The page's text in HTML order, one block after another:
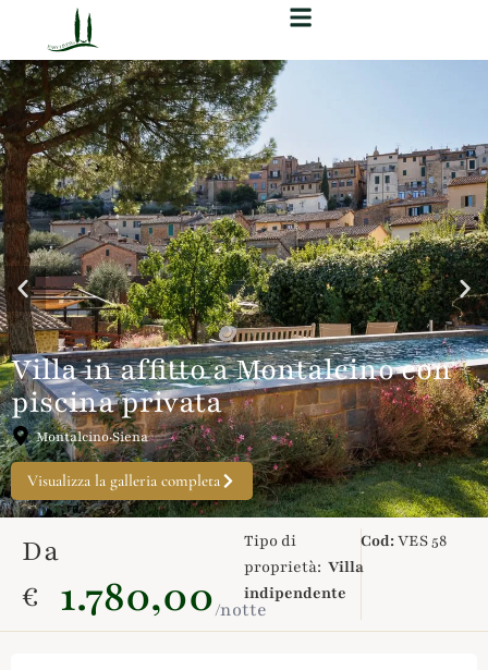
Villa in affitto a Montalcino con
piscina privata
Visualizza la galleria completa
Montalcino·Siena
Da
€
1.780,00/notte
Tipo di
proprietà: Villa
indipendente
Cod:VES 58